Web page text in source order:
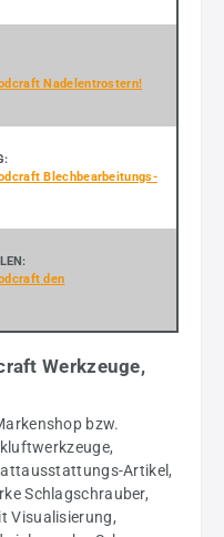
Nadelentrostern!
Blechbearbeitungs-
den
Werkzeuge,
bzw.
Artikel,
Schlagschrauber,
Visualisierung,